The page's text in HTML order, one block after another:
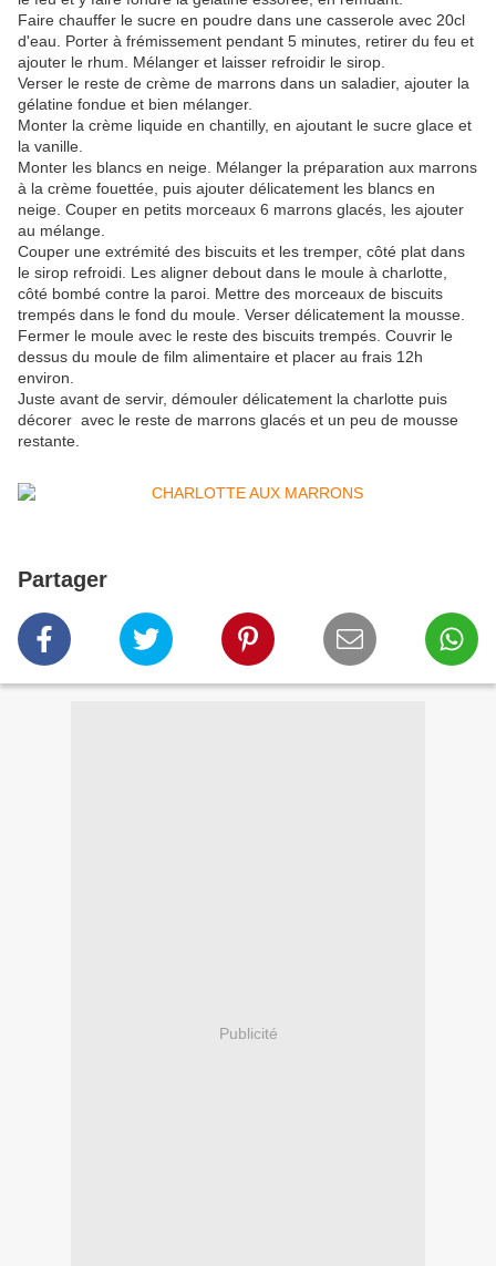
Faire chauffer le sucre en poudre dans une casserole avec 20cl
d'eau. Porter à frémissement pendant 5 minutes, retirer du feu et
ajouter le rhum. Mélanger et laisser refroidir le sirop.
Verser le reste de crème de marrons dans un saladier, ajouter la
gélatine fondue et bien mélanger.
Monter la crème liquide en chantilly, en ajoutant le sucre glace et
la vanille.
Monter les blancs en neige. Mélanger la préparation aux marrons
à la crème fouettée, puis ajouter délicatement les blancs en
neige. Couper en petits morceaux 6 marrons glacés, les ajouter
au mélange.
Couper une extrémité des biscuits et les tremper, côté plat dans
le sirop refroidi. Les aligner debout dans le moule à charlotte,
côté bombé contre la paroi. Mettre des morceaux de biscuits
trempés dans le fond du moule. Verser délicatement la mousse.
Fermer le moule avec le reste des biscuits trempés. Couvrir le
dessus du moule de film alimentaire et placer au frais 12h
environ.
Juste avant de servir, démouler délicatement la charlotte puis
décorer avec le reste de marrons glacés et un peu de mousse
restante.
Partager
Publicité